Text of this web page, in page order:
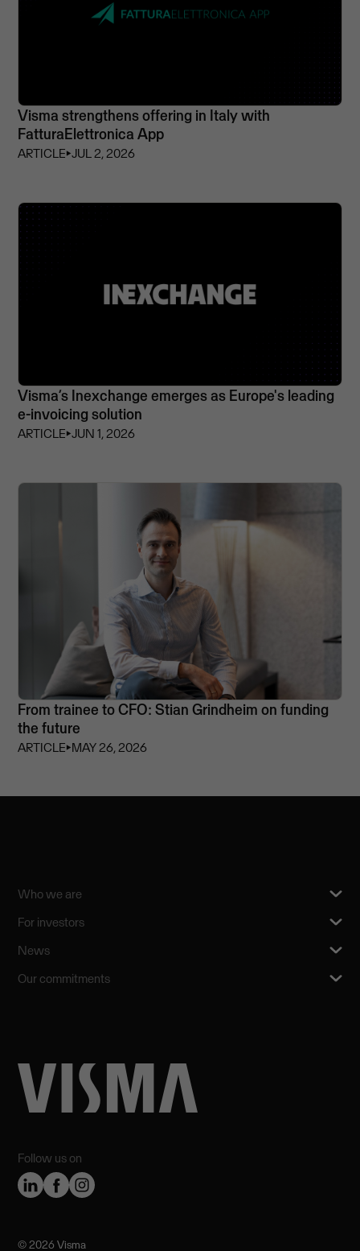
Visma strengthens offering in Italy with
FatturaElettronica App
ARTICLE⏵JUL 2, 2026
Visma’s Inexchange emerges as Europe's leading
e-invoicing solution
ARTICLE⏵JUN 1, 2026
From trainee to CFO: Stian Grindheim on funding
the future
ARTICLE⏵MAY 26, 2026
Follow us on
Who we are
For investors
News
Our commitments
©️ 2026 Visma